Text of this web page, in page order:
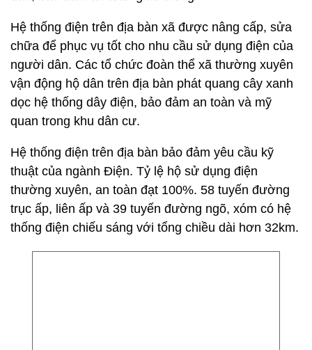
Hệ thống điện trên địa bàn xã được nâng cấp, sửa
chữa để phục vụ tốt cho nhu cầu sử dụng điện của
người dân. Các tổ chức đoàn thể xã thường xuyên
vận động hộ dân trên địa bàn phát quang cây xanh
dọc hệ thống dây điện, bảo đảm an toàn và mỹ
quan trong khu dân cư.
Hệ thống điện trên địa bàn bảo đảm yêu cầu kỹ
thuật của ngành Điện. Tỷ lệ hộ sử dụng điện
thường xuyên, an toàn đạt 100%. 58 tuyến đường
trục ấp, liên ấp và 39 tuyến đường ngõ, xóm có hệ
thống điện chiếu sáng với tổng chiều dài hơn 32km.